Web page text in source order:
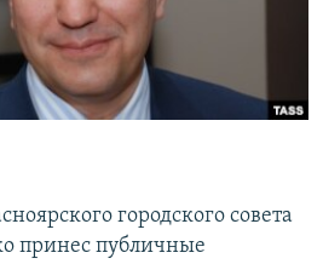
городского совета
принес публичные